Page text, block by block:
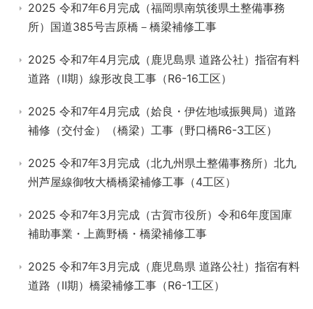
2025 令和7年6月完成（福岡県南筑後県土整備事務
所）国道385号吉原橋－橋梁補修工事
2025 令和7年4月完成（鹿児島県 道路公社）指宿有料
道路（Ⅱ期）線形改良工事（R6-16工区）
2025 令和7年4月完成（姶良・伊佐地域振興局）道路
補修（交付金）（橋梁）工事（野口橋R6-3工区）
2025 令和7年3月完成（北九州県土整備事務所）北九
州芦屋線御牧大橋橋梁補修工事（4工区）
2025 令和7年3月完成（古賀市役所）令和6年度国庫
補助事業・上薦野橋・橋梁補修工事
2025 令和7年3月完成（鹿児島県 道路公社）指宿有料
道路（Ⅱ期）橋梁補修工事（R6-1工区）